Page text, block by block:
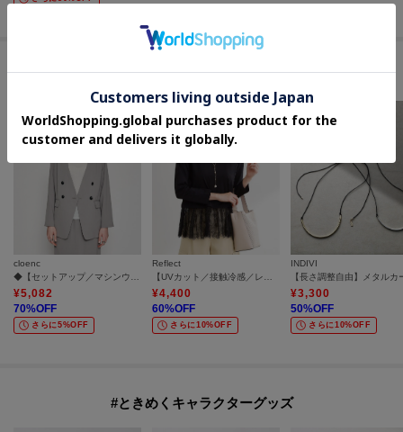
セールアイテムからのおすすめ
cloenc
¥5,082
70%OFF
さらに5%OFF
Reflect
¥4,400
60%OFF
さらに10%OFF
INDIVI
¥3,300
50%OFF
さらに10%OFF
#ときめくキャラクターグッズ